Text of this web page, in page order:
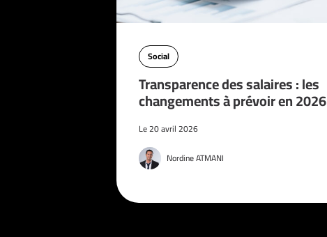
Social
Transparence des salaires : les
changements à prévoir en 2026
Le 20 avril 2026
Nordine ATMANI